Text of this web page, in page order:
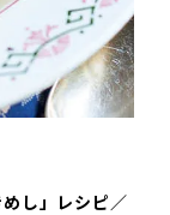
し」レシピ／